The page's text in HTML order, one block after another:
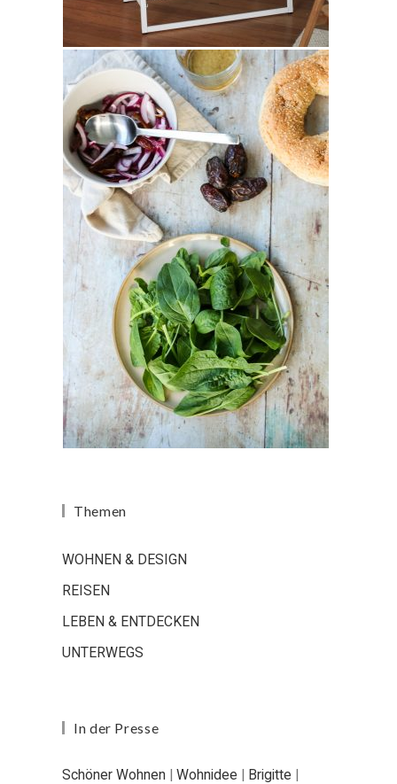
Themen
WOHNEN & DESIGN
REISEN
LEBEN & ENTDECKEN
UNTERWEGS
In der Presse
Schöner Wohnen | Wohnidee | Brigitte |